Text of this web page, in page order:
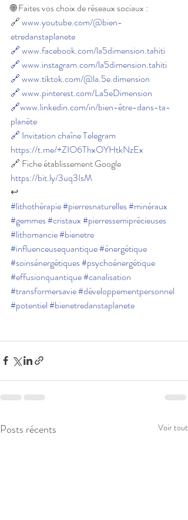
🌐 Faites vos choix de réseaux sociaux :
🔗 www.youtube.com/@bien-
etredanstaplanete
🔗www.facebook.com/la5dimension.tahiti
🔗www.instagram.com/la5dimension.tahiti
🔗www.tiktok.com/@la.5e.dimension
🔗www.pinterest.com/La5eDimension
🔗www.linkedin.com/in/bien-être-dans-ta-
planète
🔗 Invitation chaîne Telegram
https://t.me/+ZIO6ThxOYHtkNzEx
🔗 Fiche établissement Google
https://bit.ly/3uq3IsM
↩
#lithothérapie#pierresnaturelles#minéraux
#gemmes#cristaux#pierressemiprécieuses
#lithomancie#bienetre
#influenceusequantique#énergétique
#soinsénergétiques#psychoénergétique
#effusionquantique#canalisation
#transformersavie#développementpersonnel
#potentiel#bienetredanstaplanete
Posts récents Voir tout